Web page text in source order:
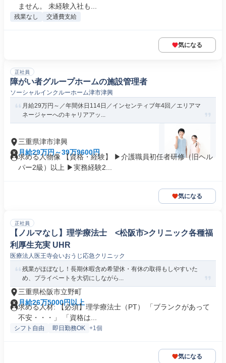
ません。 未経験入社も...
残業なし 交通費支給
気になる
正社員
障がい者グループホームの施設管理者
ソーシャルインクルーホーム津市津興
月給29万円～／年間休日114日／インセンティブ年4回／エリアマ
ネージャーへのキャリアアッ...
三重県津市津興
月給29万円～39万9600円
求める人物像 【資格・経験】 ▶介護職員初任者研修（旧ヘル
パー2級）以上 ▶実務経験2...
気になる
正社員
【ノルマなし】理学療法士 <松阪市>クリニック各種福
利厚生充実 UHR
医療法人医王寺会いおうじ応急クリニック
残業がほぼなし！長期休暇含め希望休・有休の取得もしやすいた
め、プライベートを大切にしながら...
三重県松阪市立野町
月給26万5000円以上
求める人材: 【必須】理学療法士（PT） 「ブランクがあって
不安・・・」 「資格は...
シフト自由 即日勤務OK +1個
気になる